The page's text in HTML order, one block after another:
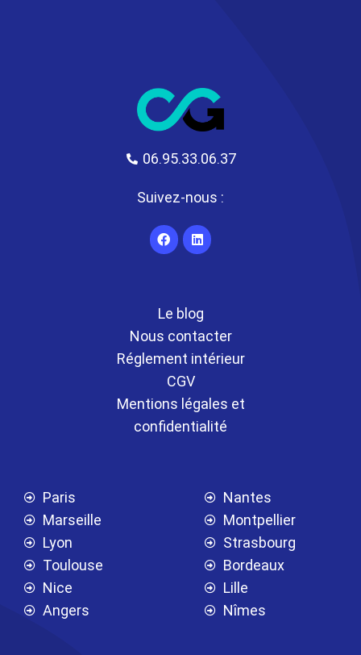
06.95.33.06.37
Suivez-nous :
Le blog
Nous contacter
Réglement intérieur
CGV
Mentions légales et
confidentialité
Paris
Marseille
Lyon
Toulouse
Nice
Angers
Nantes
Montpellier
Strasbourg
Bordeaux
Lille
Nîmes